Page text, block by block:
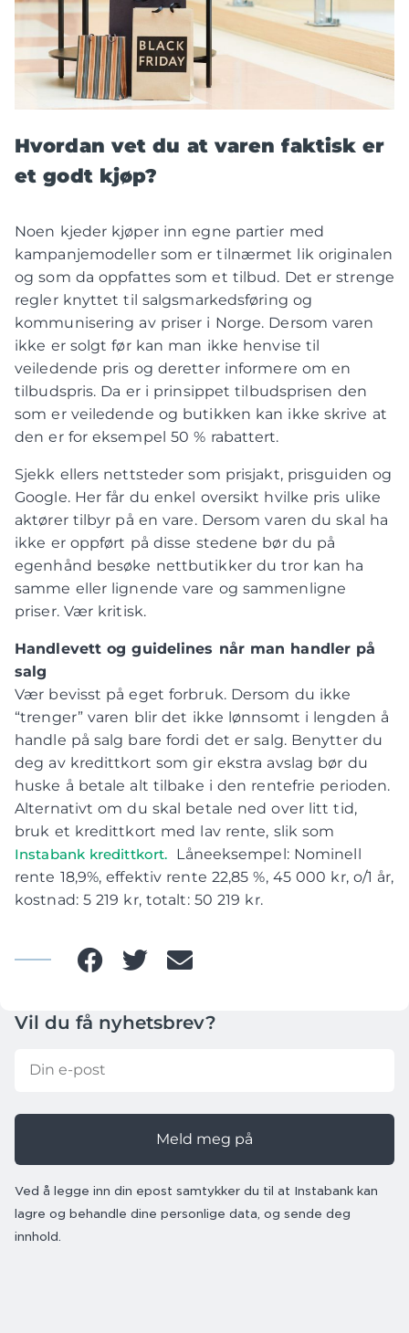
Hvordan vet du at varen faktisk er
et godt kjøp?
Noen kjeder kjøper inn egne partier med
kampanjemodeller som er tilnærmet lik originalen
og som da oppfattes som et tilbud. Det er strenge
regler knyttet til salgsmarkedsføring og
kommunisering av priser i Norge. Dersom varen
ikke er solgt før kan man ikke henvise til
veiledende pris og deretter informere om en
tilbudspris. Da er i prinsippet tilbudsprisen den
som er veiledende og butikken kan ikke skrive at
den er for eksempel 50 % rabattert.
Sjekk ellers nettsteder som prisjakt, prisguiden og
Google. Her får du enkel oversikt hvilke pris ulike
aktører tilbyr på en vare. Dersom varen du skal ha
ikke er oppført på disse stedene bør du på
egenhånd besøke nettbutikker du tror kan ha
samme eller lignende vare og sammenligne
priser. Vær kritisk.
Handlevett og guidelines når man handler på
salg
Vær bevisst på eget forbruk. Dersom du ikke
“trenger” varen blir det ikke lønnsomt i lengden å
handle på salg bare fordi det er salg. Benytter du
deg av kredittkort som gir ekstra avslag bør du
huske å betale alt tilbake i den rentefrie perioden.
Alternativt om du skal betale ned over litt tid,
bruk et kredittkort med lav rente, slik som
Instabank kredittkort. Låneeksempel: Nominell
rente 18,9%, effektiv rente 22,85 %, 45 000 kr, o/1 år,
kostnad: 5 219 kr, totalt: 50 219 kr.
Vil du få nyhetsbrev?
Meld meg på
Ved å legge inn din epost samtykker du til at Instabank kan
lagre og behandle dine personlige data, og sende deg
innhold.